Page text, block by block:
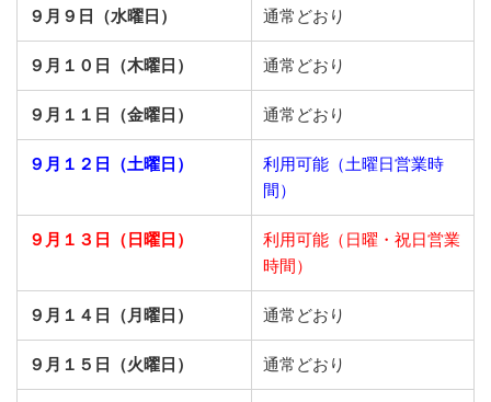
９月９日（水曜日） 通常どおり
９月１０日（木曜日） 通常どおり
９月１１日（金曜日） 通常どおり
９月１２日（土曜日）
利用可能（土曜日営業時
間）
９月１３日（日曜日）
利用可能（日曜・祝日営業
時間）
９月１４日（月曜日） 通常どおり
９月１５日（火曜日） 通常どおり